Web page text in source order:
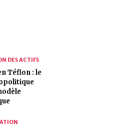
DES ACTIFS
Téflon : le